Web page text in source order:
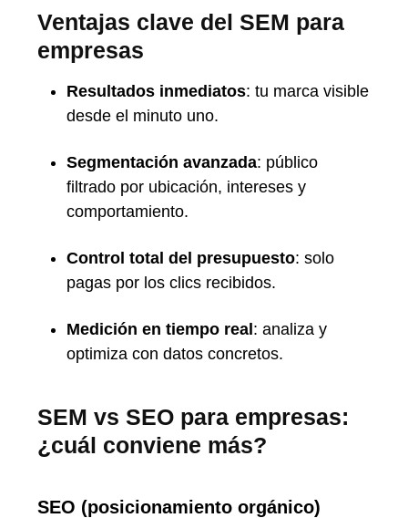
Ventajas clave del SEM para
empresas
Resultados inmediatos: tu marca visible
desde el minuto uno.
Segmentación avanzada: público
filtrado por ubicación, intereses y
comportamiento.
Control total del presupuesto: solo
pagas por los clics recibidos.
Medición en tiempo real: analiza y
optimiza con datos concretos.
SEM vs SEO para empresas:
¿cuál conviene más?
SEO (posicionamiento orgánico)